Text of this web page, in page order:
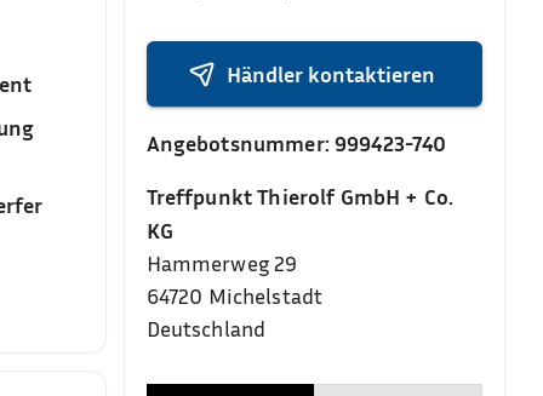
Händler kontaktieren
Angebotsnummer: 999423-740
Treffpunkt Thierolf GmbH + Co.
KG
Hammerweg 29
64720 Michelstadt
Deutschland